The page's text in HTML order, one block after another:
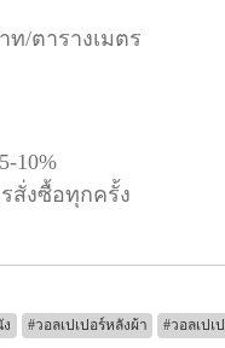
ท/ตารางเมตร
10%
สั่งซื้อทุกครั้ง
#วอลเปเปอร์หลังผ้า #วอลเปเ